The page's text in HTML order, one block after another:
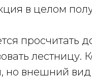
в целом
просчитать
лестницу.
но внешний